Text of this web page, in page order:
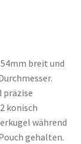
breit und
präzise
konisch
während
gehalten.